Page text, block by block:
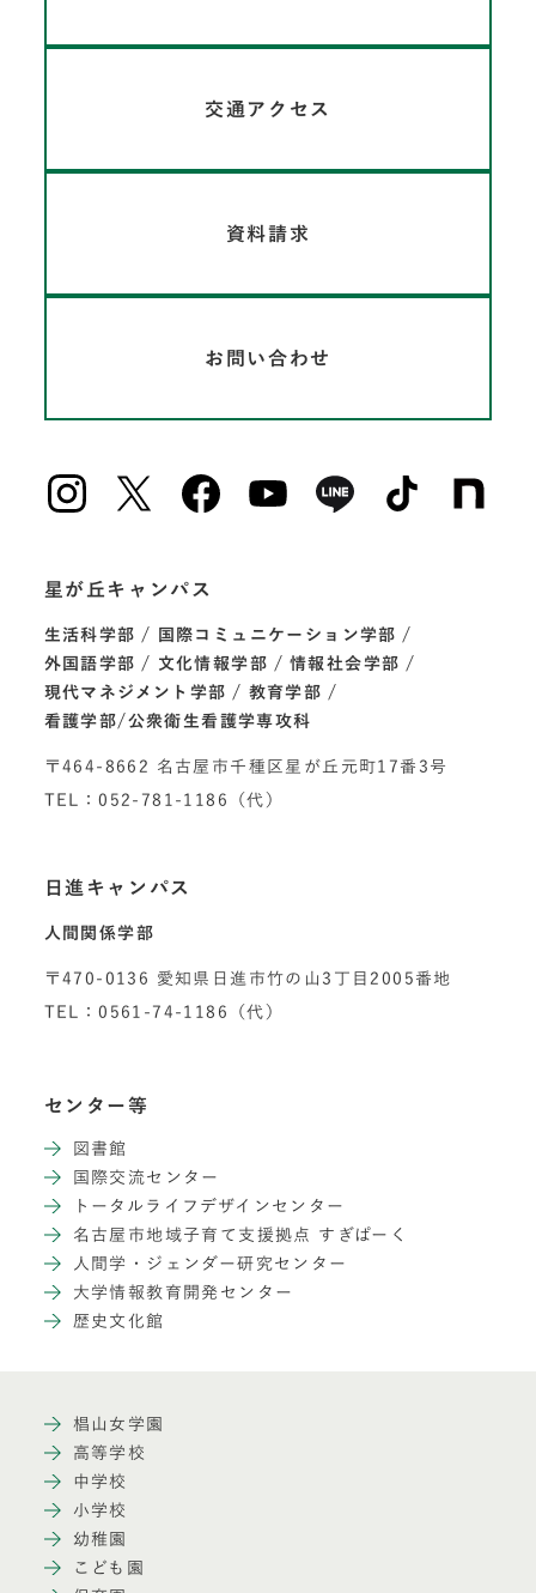
交通アクセス
資料請求
お問い合わせ
星が丘キャンパス
生活科学部
国際コミュニケーション学部
外国語学部
文化情報学部
情報社会学部
現代マネジメント学部
教育学部
看護学部/公衆衛生看護学専攻科
〒464-8662 名古屋市千種区星が丘元町17番3号
TEL：052-781-1186（代）
日進キャンパス
人間関係学部
〒470-0136 愛知県日進市竹の山3丁目2005番地
TEL：0561-74-1186（代）
センター等
図書館
国際交流センター
トータルライフデザインセンター
名古屋市地域子育て支援拠点 すぎぱーく
人間学・ジェンダー研究センター
大学情報教育開発センター
歴史文化館
椙山女学園
高等学校
中学校
小学校
幼稚園
こども園